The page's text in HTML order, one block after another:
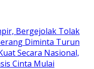
Bergejolak Tolak
Diminta Turun
Secara Nasional,
Cinta Mulai